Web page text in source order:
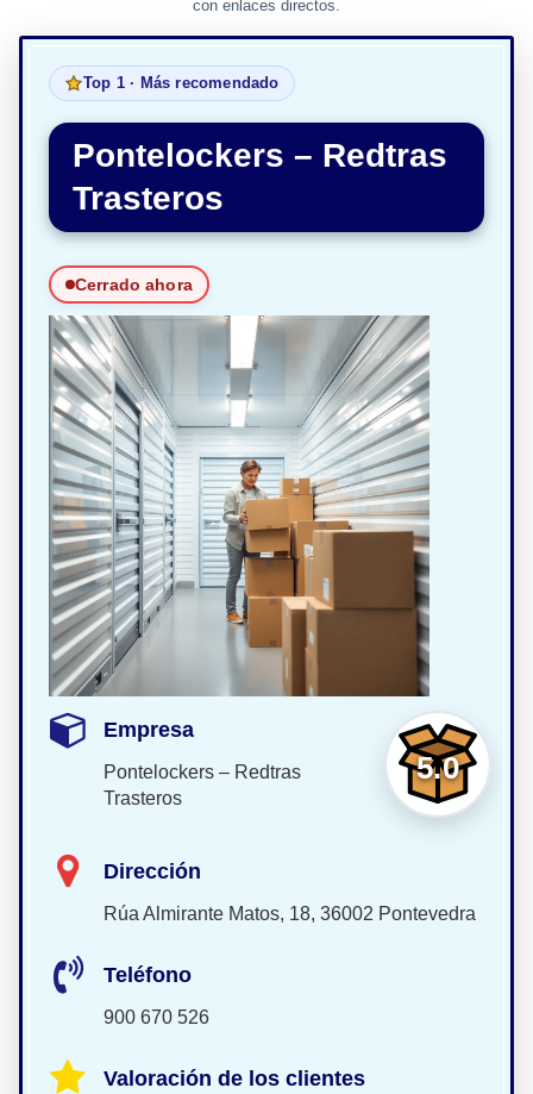
con enlaces directos.
Top 1 · Más recomendado
Pontelockers – Redtras
Trasteros
Cerrado ahora
5.0
Empresa
Pontelockers – Redtras
Trasteros
Dirección
Rúa Almirante Matos, 18, 36002 Pontevedra
Teléfono
900 670 526
Valoración de los clientes